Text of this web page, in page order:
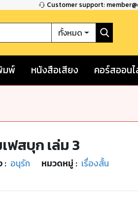
Customer support:
ทั้งหมด
มพ์ หนังสือเสียง คอร์สออน
ฟสบุก เล่ม 3
: อนุรัก หมวดหมู่ : เรื่องสั้น